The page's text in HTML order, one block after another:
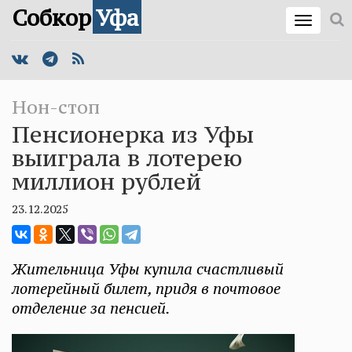
СобкорУфа
Нон-стоп
Пенсионерка из Уфы
выиграла в лотерею
миллион рублей
23.12.2025
Жительница Уфы купила счастливый
лотерейный билет, придя в почтовое
отделение за пенсией.